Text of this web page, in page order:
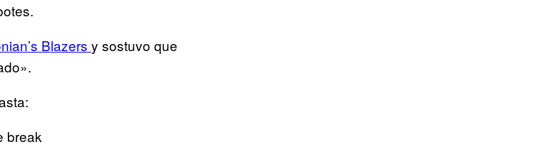
Blazers y sostuvo que
break